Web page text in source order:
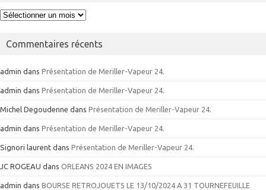
Archives
Commentaires récents
admin dans Présentation de Meriller-Vapeur 24.
admin dans Présentation de Meriller-Vapeur 24.
Michel Degoudenne dans Présentation de Meriller-Vapeur 24.
admin dans Présentation de Meriller-Vapeur 24.
Signori laurent dans Présentation de Meriller-Vapeur 24.
JC ROGEAU dans ORLEANS 2024 EN IMAGES
admin dans BOURSE RETROJOUETS LE 13/10/2024 A 31 TOURNEFEUILLE